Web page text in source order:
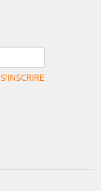
S'INSCRIRE